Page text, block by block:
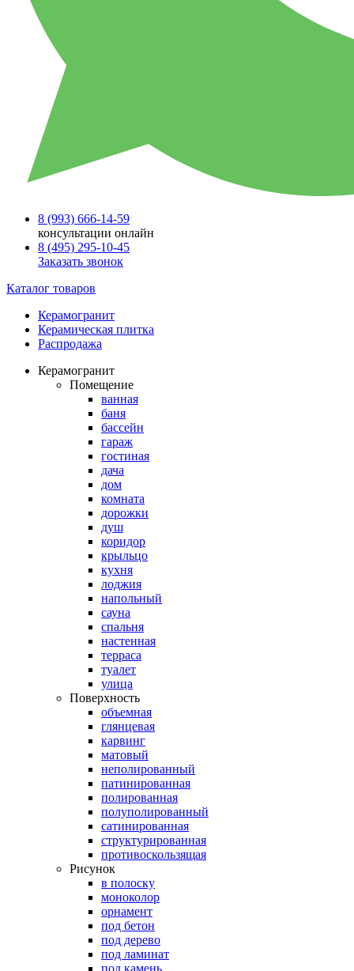
8 (993) 666-14-59
консультации онлайн
8 (495) 295-10-45
Заказать звонок
Каталог товаров
Керамогранит
Керамическая плитка
Распродажа
Керамогранит
Помещение
ванная
баня
бассейн
гараж
гостиная
дача
дом
комната
дорожки
душ
коридор
крыльцо
кухня
лоджия
напольный
сауна
спальня
настенная
терраса
туалет
улица
Поверхность
объемная
глянцевая
карвинг
матовый
неполированный
патинированная
полированная
полуполированный
сатинированная
структурированная
противоскользящая
Рисунок
в полоску
моноколор
орнамент
под бетон
под дерево
под ламинат
под камень